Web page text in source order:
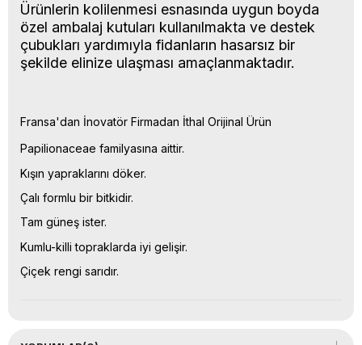
Ürünlerin kolilenmesi esnasında uygun boyda
özel ambalaj kutuları kullanılmakta ve destek
çubukları yardımıyla fidanların hasarsız bir
şekilde elinize ulaşması amaçlanmaktadır.
Fransa'dan İnovatör Firmadan İthal Orijinal Ürün
Papilionaceae familyasına aittir.
Kışın yapraklarını döker.
Çalı formlu bir bitkidir.
Tam güneş ister.
Kumlu-killi topraklarda iyi gelişir.
Çiçek rengi sarıdır.